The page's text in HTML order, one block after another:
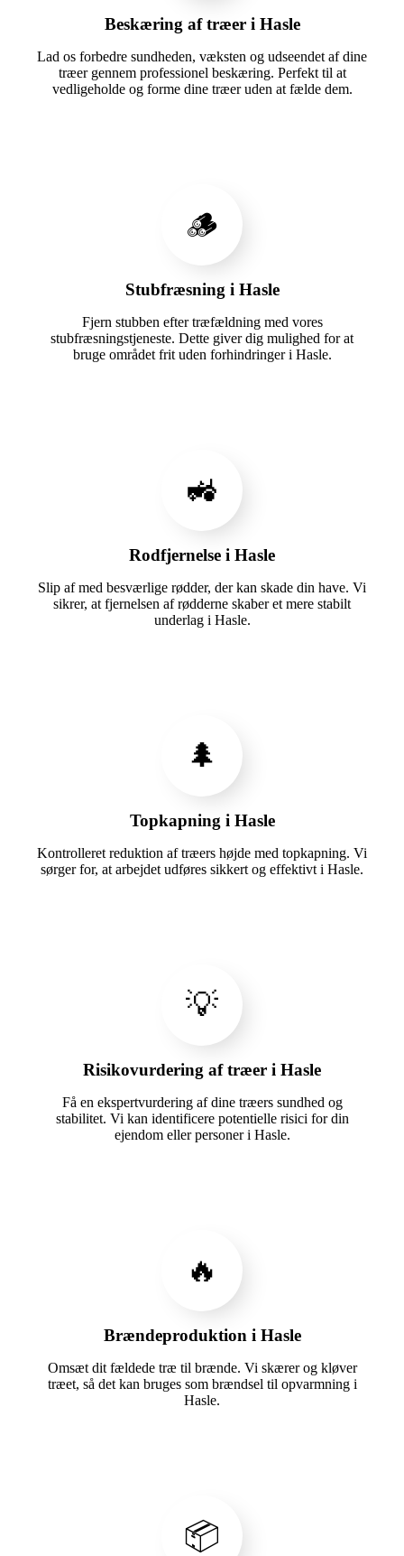
Beskæring af træer i Hasle
Lad os forbedre sundheden, væksten og udseendet af dine
træer gennem professionel beskæring. Perfekt til at
vedligeholde og forme dine træer uden at fælde dem.
🪵
Stubfræsning i Hasle
Fjern stubben efter træfældning med vores
stubfræsningstjeneste. Dette giver dig mulighed for at
bruge området frit uden forhindringer i Hasle.
🚜
Rodfjernelse i Hasle
Slip af med besværlige rødder, der kan skade din have. Vi
sikrer, at fjernelsen af rødderne skaber et mere stabilt
underlag i Hasle.
🌲
Topkapning i Hasle
Kontrolleret reduktion af træers højde med topkapning. Vi
sørger for, at arbejdet udføres sikkert og effektivt i Hasle.
💡
Risikovurdering af træer i Hasle
Få en ekspertvurdering af dine træers sundhed og
stabilitet. Vi kan identificere potentielle risici for din
ejendom eller personer i Hasle.
🔥
Brændeproduktion i Hasle
Omsæt dit fældede træ til brænde. Vi skærer og kløver
træet, så det kan bruges som brændsel til opvarmning i
Hasle.
📦